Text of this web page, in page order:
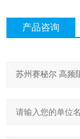
产品咨询